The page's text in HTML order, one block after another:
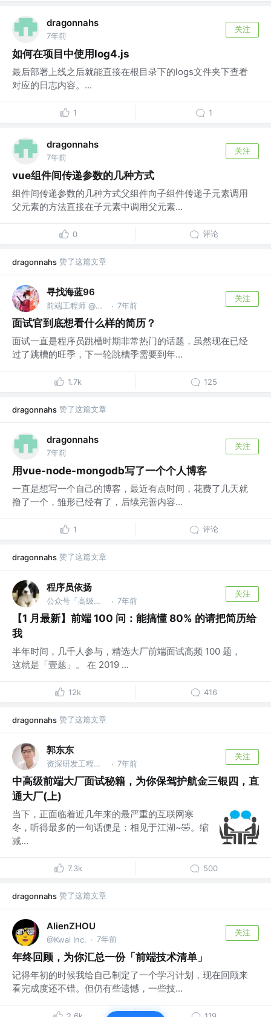
dragonnahs
7年前
关注
如何在项目中使用log4.js
最后部署上线之后就能直接在根目录下的logs文件夹下查看
对应的日志内容。...
1 1
dragonnahs
7年前
关注
vue组件间传递参数的几种方式
组件间传递参数的几种方式父组件向子组件传递子元素调用
父元素的方法直接在子元素中调用父元素...
0 评论
dragonnahs 赞了这篇文章
寻找海蓝96
前端工程师 @寻找海蓝 · 7年前
关注
面试官到底想看什么样的简历？
面试一直是程序员跳槽时期非常热门的话题，虽然现在已经
过了跳槽的旺季，下一轮跳槽季需要到年...
1.7k 125
dragonnahs 赞了这篇文章
dragonnahs
7年前
关注
用vue-node-mongodb写了一个个人博客
一直是想写一个自己的博客，最近有点时间，花费了几天就
撸了一个，雏形已经有了，后续完善内容...
1 评论
dragonnahs 赞了这篇文章
程序员依扬
公众号「高级前端进阶」 @蚂蚁 · 7年前
关注
【1 月最新】前端 100 问：能搞懂 80% 的请把简历给
我
半年时间，几千人参与，精选大厂前端面试高频 100 题，
这就是「壹题」。 在 2019 ...
12k 416
dragonnahs 赞了这篇文章
郭东东
资深研发工程师 @字节跳动 · 7年前
关注
中高级前端大厂面试秘籍，为你保驾护航金三银四，直
通大厂(上)
当下，正面临着近几年来的最严重的互联网寒
冬，听得最多的一句话便是：相见于江湖~🤣。缩
减...
7.3k 500
dragonnahs 赞了这篇文章
AlienZHOU
@Kwai Inc. · 7年前
关注
年终回顾，为你汇总一份「前端技术清单」
记得年初的时候我给自己制定了一个学习计划，现在回顾来
看完成度还不错。但仍有些遗憾，一些技...